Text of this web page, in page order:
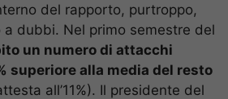
del rapporto, purtroppo,
a dubbi. Nel primo semestre del
un numero di attacchi
superiore alla media del resto
all’11%). Il presidente del